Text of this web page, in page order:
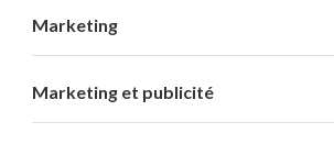
Marketing
Marketing et publicité